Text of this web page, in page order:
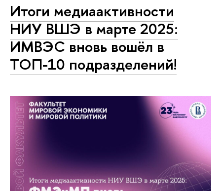
Итоги медиаактивности
НИУ ВШЭ в марте 2025:
ИМВЭС вновь вошёл в
ТОП-10 подразделений!